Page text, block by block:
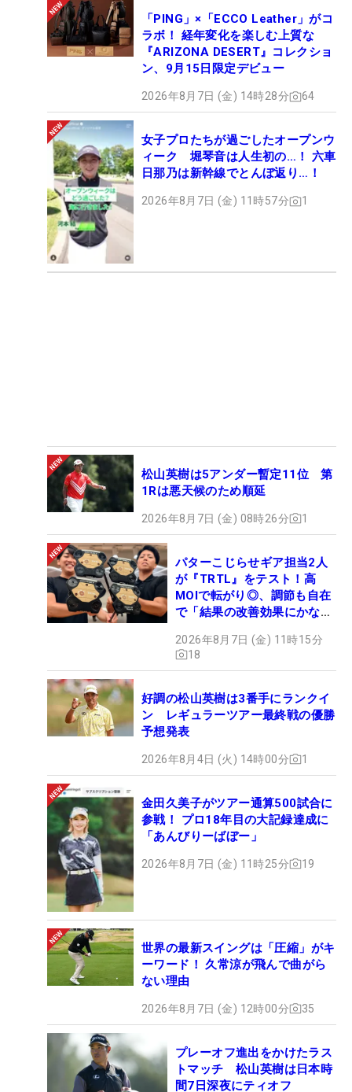
「PING」×「ECCO Leather」がコ
ラボ！ 経年変化を楽しむ上質な
『ARIZONA DESERT』コレクショ
ン、9月15日限定デビュー
2026年8月7日 (金) 14時28分 64
女子プロたちが過ごしたオープンウ
ィーク 堀琴音は人生初の…！ 六車
日那乃は新幹線でとんぼ返り…！
2026年8月7日 (金) 11時57分 1
松山英樹は5アンダー暫定11位 第
1Rは悪天候のため順延
2026年8月7日 (金) 08時26分 1
パターこじらせギア担当2人
が『TRTL』をテスト！高
MOIで転がり◎、調節も自在
で「結果の改善効果にかなり
2026年8月7日 (金) 11時15分
18
好調の松山英樹は3番手にランクイ
ン レギュラーツアー最終戦の優勝
予想発表
2026年8月4日 (火) 14時00分 1
金田久美子がツアー通算500試合に
参戦！ プロ18年目の大記録達成に
「あんびりーばぼー」
2026年8月7日 (金) 11時25分 19
世界の最新スイングは「圧縮」がキ
ーワード！ 久常涼が飛んで曲がら
ない理由
2026年8月7日 (金) 12時00分 35
プレーオフ進出をかけたラス
トマッチ 松山英樹は日本時
間7日深夜にティオフ